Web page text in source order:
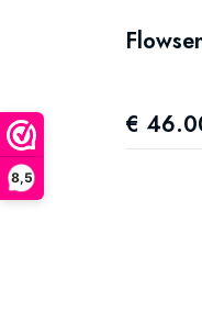
8,5
€